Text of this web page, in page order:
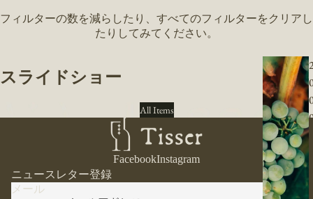
フィルターの数を減らしたり、 すべてのフィルターをクリア し
たりしてみてください。
スライドショー
All Items
FacebookInstagram
ニュースレター登録
メール